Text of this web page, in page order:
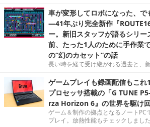
車が変形してロボになった、
―41年ぶり完全新作『
ー。新旧スタッフが語るシリ
前、たった1人のために手作業
の“幻のカセット”の話
長い時を経て受け継がれる過去と、
ゲームプレイも録画配信もこ
プロセッサ搭載の「G TUNE
rza Horizon 6』の世界を駆け
ゲーム＆制作の拠点となるノートPC
プレイ。放熱性能もチェックしまし